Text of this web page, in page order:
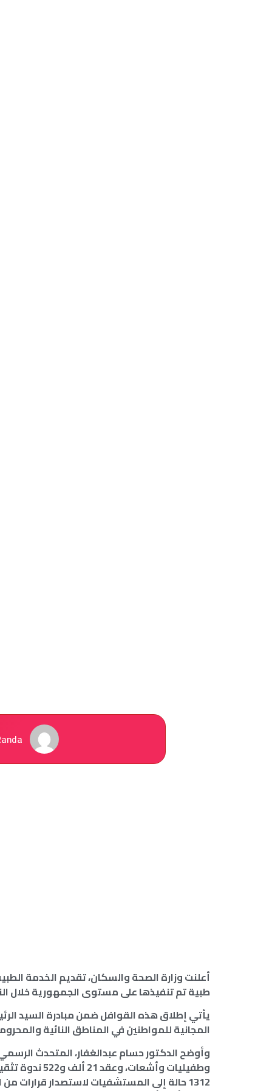
طبية تم تنفيذها على مستوى الجمهورية خلال
يأتي إطلاق هذه القوافل ضمن مبادرة السيد
المجانية للمواطنين في المناطق النائية
وطفيليات
1312 حالة إلى المستشفيات لاستصدار قرارات